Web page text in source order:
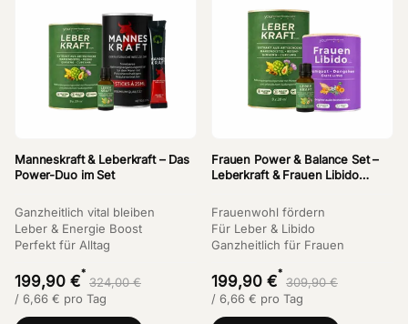
Manneskraft & Leberkraft – Das
Power-Duo im Set
Ganzheitlich vital bleiben
Leber & Energie Boost
Perfekt für Alltag
199,90 €*
324,00 €
/ 6,66 € pro Tag
Frauen Power & Balance Set –
Leberkraft & Frauen Libido
Frauenwohl fördern
Für Leber & Libido
Ganzheitlich für Frauen
199,90 €*
309,90 €
/ 6,66 € pro Tag